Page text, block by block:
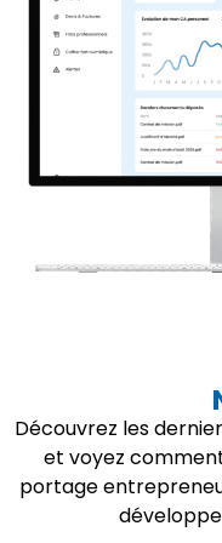
Découvrez les
et voyez
portage